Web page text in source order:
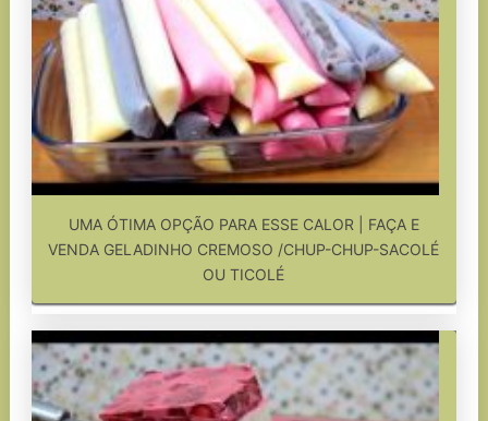
UMA ÓTIMA OPÇÃO PARA ESSE CALOR | FAÇA E
VENDA GELADINHO CREMOSO /CHUP-CHUP-SACOLÉ
OU TICOLÉ